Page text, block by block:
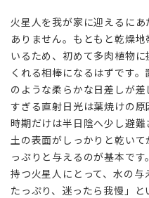
火星人を我が家に迎えるに
ありません。もともと乾燥
いるため、初めて多肉植物
くれる相棒になるはずです
のような柔らかな日差しが
すぎる直射日光は葉焼けの
時期だけは半日陰へ少し避難
土の表面がしっかりと乾い
っぷりと与えるのが基本で
持つ火星人にとって、水の
たっぷり、迷ったら我慢」